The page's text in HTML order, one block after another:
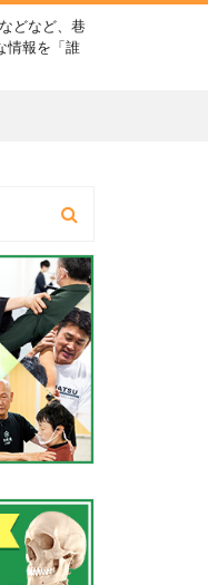
どなど、巷
情報を「誰